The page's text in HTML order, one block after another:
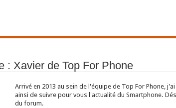
: Xavier de Top For Phone
Arrivé en 2013 au sein de l'équipe de Top For Phone,
ainsi de suivre pour vous l'actualité du Smartphone.
du forum.